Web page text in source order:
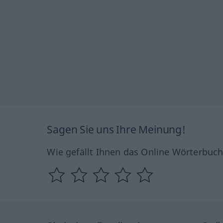
Sagen Sie uns Ihre Meinung!
Wie gefällt Ihnen das Online